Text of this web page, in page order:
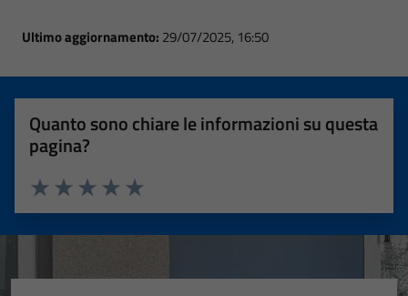
Ultimo aggiornamento: 29/07/2025, 16:50
Quanto sono chiare le informazioni su questa
pagina?
Valuta 5 stelle su 5
Valuta 4 stelle su 5
Valuta 3 stelle su 5
Valuta 2 stelle su 5
Valuta 1 stelle su 5